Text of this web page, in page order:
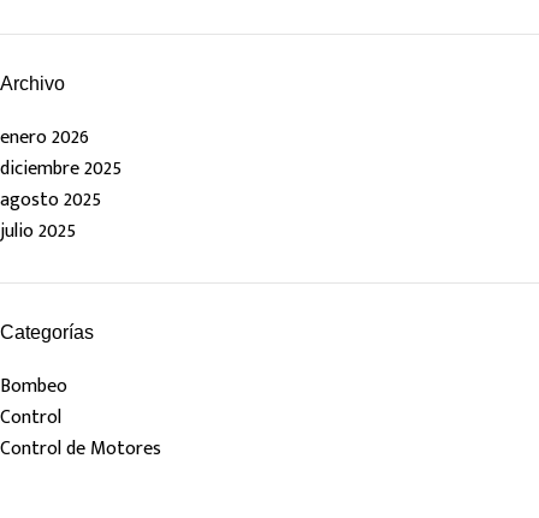
Archivo
enero 2026
diciembre 2025
agosto 2025
julio 2025
Categorías
Bombeo
Control
Control de Motores